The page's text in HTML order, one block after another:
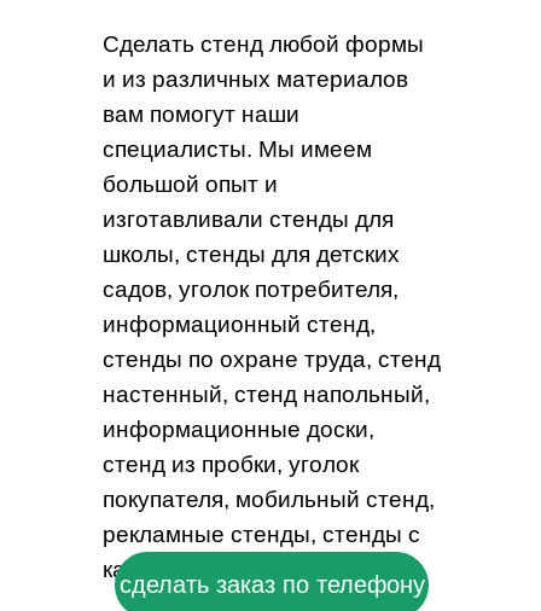
Сделать стенд любой формы
и из различных материалов
вам помогут наши
специалисты. Мы имеем
большой опыт и
изготавливали стенды для
школы, стенды для детских
садов, уголок потребителя,
информационный стенд,
стенды по охране труда, стенд
настенный, стенд напольный,
информационные доски,
стенд из пробки, уголок
покупателя, мобильный стенд,
рекламные стенды, стенды с
кармашками.
сделать заказ по телефону